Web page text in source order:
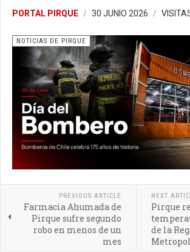
PORTAL PIRQUE 30 JUNIO 2026
NOTICIAS DE PIRQUE
PREVIOUS ARTICLE
Farmacia Ahumada de
Pirque sufre segundo
robo en menos de un
mes
NEXT
Pirque
de la